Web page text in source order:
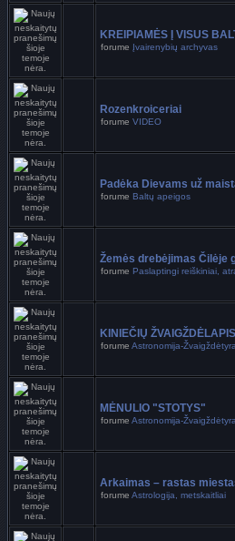
KREIPIAMĖS Į VISUS
forume Įvairenybių archyvas
Rozenkroiceriai
forume VIDEO
Padėka Dievams už
forume Baltų apeigos
Žemės drebėjimas Čilėje
forume Paslaptingi reiškiniai,
KINIEČIŲ ŽVAIGŽDĖLAPIS
forume Astronomija-Žvaigždėtyra,
MĖNULIO "STOTYS"
forume Astronomija-Žvaigždėtyra,
Arkaimas – rastas
forume Astrologija, metskaitliai